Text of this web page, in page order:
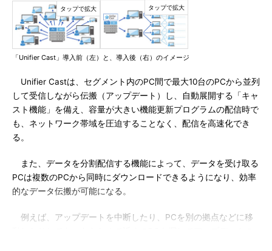
「Unifier Cast」導入前（左）と、導入後（右）のイメージ
Unifier Castは、セグメント内のPC間で最大10台のPCから並列
して受信しながら伝搬（アップデート）し、自動展開する「キャ
スト機能」を備え、容量が大きい機能更新プログラムの配信時で
も、ネットワーク帯域を圧迫することなく、配信を高速化でき
る。
また、データを分割配信する機能によって、データを受け取る
PCは複数のPCから同時にダウンロードできるようになり、効率
的なデータ伝搬が可能になる。
例えば、アップデートを中断したり、PCを別の拠点などに移